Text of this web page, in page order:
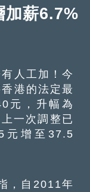
加薪6.7%
人工加！今
港的法定最
元，升幅為
一次調整已
元增至37.5
，自2011年